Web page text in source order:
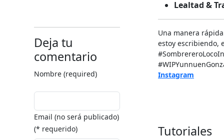
Deja tu
comentario
Nombre (required)
Email (no será publicado)
(* requerido)
Lealtad &
Una manera
estoy escribiendo,
Instagram
Tutoriales